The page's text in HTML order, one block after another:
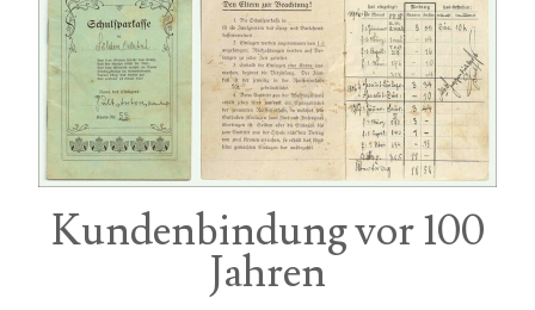
Kundenbindung vor 100
Jahren